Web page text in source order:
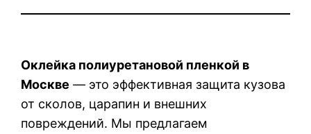
Оклейка полиуретановой пленкой в
Москве — это эффективная защита кузова
от сколов, царапин и внешних
повреждений. Мы предлагаем